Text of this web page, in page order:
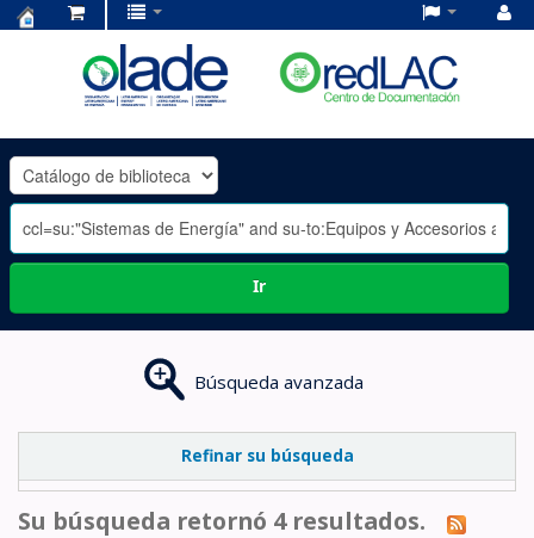
OLADE
-
Ir
Búsqueda avanzada
Refinar su búsqueda
Su búsqueda retornó 4 resultados.